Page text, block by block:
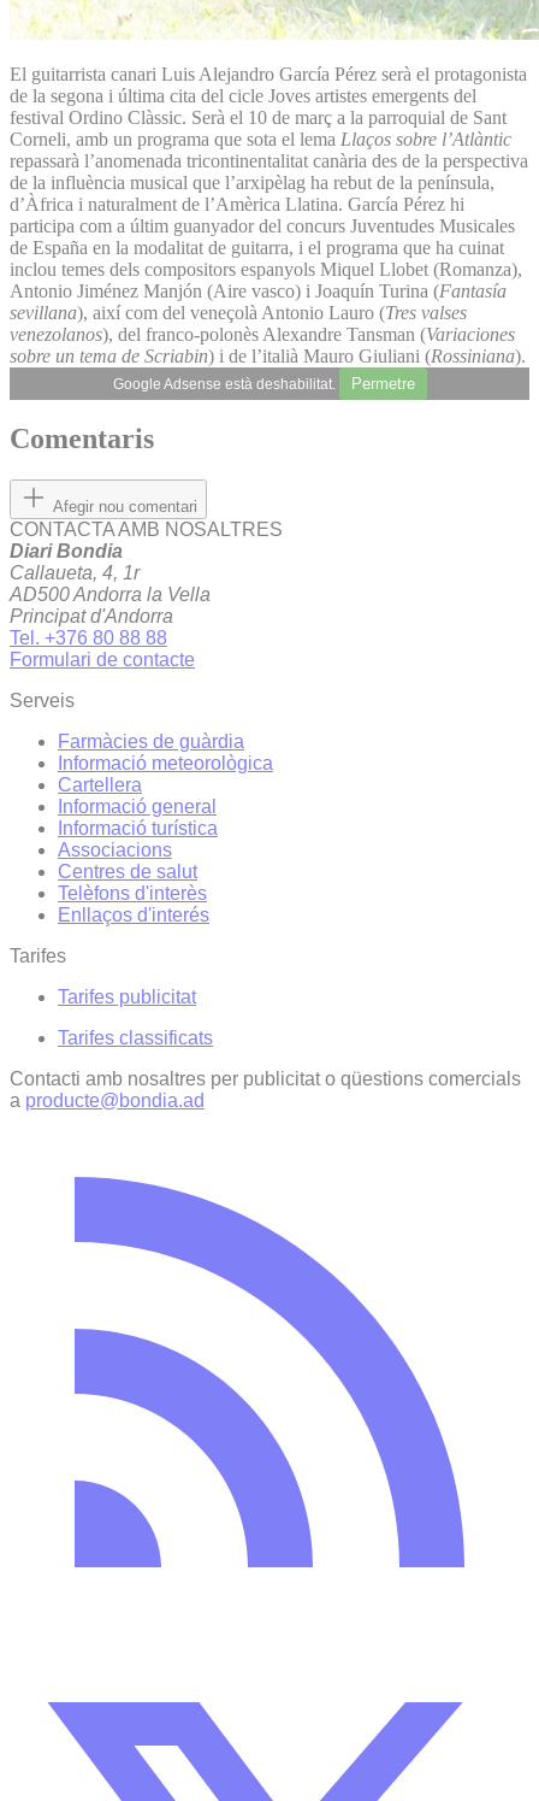
El guitarrista canari Luis Alejandro García Pérez serà el protagonista
de la segona i última cita del cicle Joves artistes emergents del
festival Ordino Clàssic. Serà el 10 de març a la parroquial de Sant
Corneli, amb un programa que sota el lema Llaços sobre l’Atlàntic
repassarà l’anomenada tricontinentalitat canària des de la perspectiva
de la influència musical que l’arxipèlag ha rebut de la península,
d’Àfrica i naturalment de l’Amèrica Llatina. García Pérez hi
participa com a últim guanyador del concurs Juventudes Musicales
de España en la modalitat de guitarra, i el programa que ha cuinat
inclou temes dels compositors espanyols Miquel Llobet (Romanza),
Antonio Jiménez Manjón (Aire vasco) i Joaquín Turina (Fantasía
sevillana), així com del veneçolà Antonio Lauro (Tres valses
venezolanos), del franco-polonès Alexandre Tansman (Variaciones
sobre un tema de Scriabin) i de l’italià Mauro Giuliani (Rossiniana).
Google Adsense està deshabilitat. Permetre
Comentaris
Afegir nou comentari
CONTACTA AMB NOSALTRES
Diari Bondia
Callaueta, 4, 1r
AD500 Andorra la Vella
Principat d'Andorra
Tel. +376 80 88 88
Formulari de contacte
Serveis
Farmàcies de guàrdia
Informació meteorològica
Cartellera
Informació general
Informació turística
Associacions
Centres de salut
Telèfons d'interès
Enllaços d'interés
Tarifes
Tarifes publicitat
Tarifes classificats
Contacti amb nosaltres per publicitat o qüestions comercials
a producte@bondia.ad